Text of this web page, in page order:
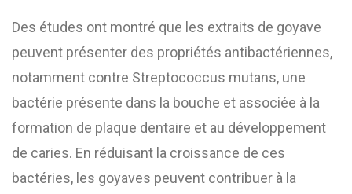
Des études ont montré que les extraits de goyave
peuvent présenter des propriétés antibactériennes,
notamment contre Streptococcus mutans, une
bactérie présente dans la bouche et associée à la
formation de plaque dentaire et au développement
de caries. En réduisant la croissance de ces
bactéries, les goyaves peuvent contribuer à la